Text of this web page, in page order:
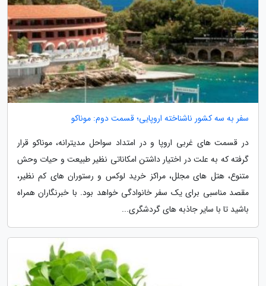
سفر به سه کشور ناشناخته اروپایی؛ قسمت دوم: موناکو
در قسمت های غربی اروپا و در امتداد سواحل مدیترانه، موناکو قرار
گرفته که به علت در اختیار داشتن امکاناتی نظیر طبیعت و حیات وحش
متنوع، هتل های مجلل، مراکز خرید لوکس و رستوران های کم نظیر،
مقصد مناسبی برای یک سفر خانوادگی خواهد بود. با خبرنگاران همراه
باشید تا با سایر جاذبه های گردشگری...